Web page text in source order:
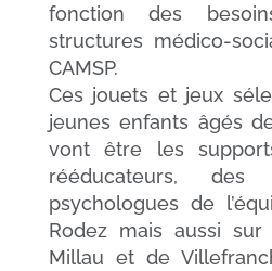
fonction des
structures médico-
CAMSP.
Ces jouets et jeux
jeunes enfants âgés
vont être les
rééducateurs,
psychologues de
Rodez mais aussi
Millau et de